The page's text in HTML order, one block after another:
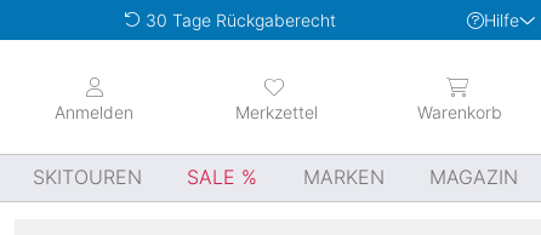
30 Tage Rückgaberecht Hilfe
Merkzettel
Anmelden Warenkorb
SKITOUREN SALE MARKEN MAGAZIN